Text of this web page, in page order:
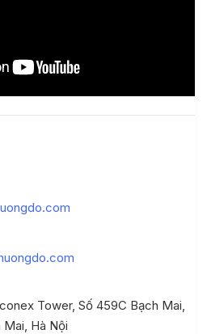
Tower, Số 459C Bạch Mai,
Hà Nội